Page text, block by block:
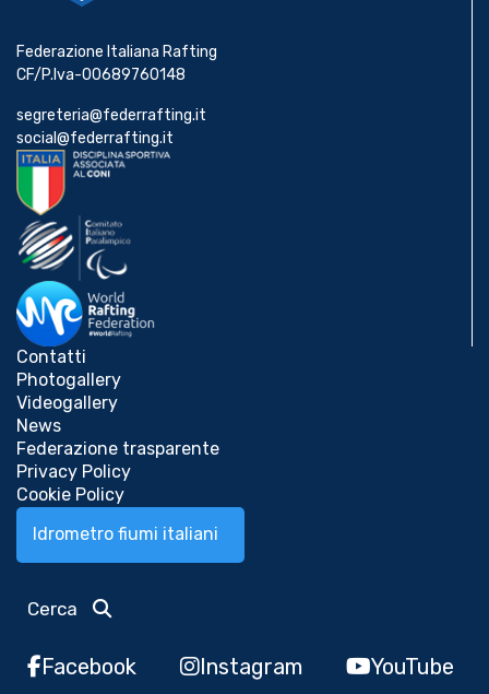
Federazione Italiana Rafting
CF/P.Iva-00689760148
segreteria@federrafting.it
social@federrafting.it
Contatti
Photogallery
Videogallery
News
Federazione trasparente
Privacy Policy
Cookie Policy
Idrometro fiumi italiani
Cerca
Facebook Instagram YouTube